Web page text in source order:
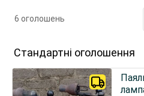
6 оголошень
Стандартні оголошення